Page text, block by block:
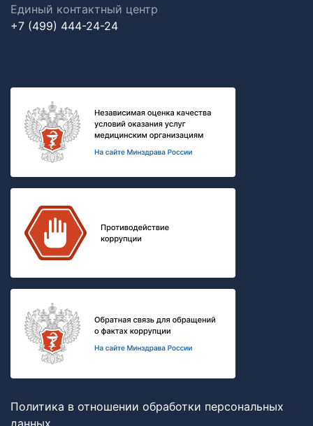
Единый контактный центр
+7 (499) 444-24-24
Политика в отношении обработки персональных
данных